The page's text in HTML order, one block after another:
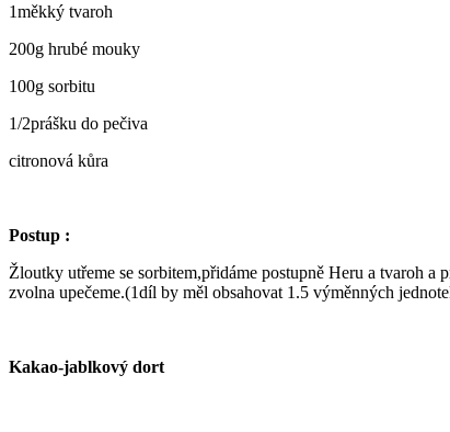
1měkký tvaroh
200g hrubé mouky
100g sorbitu
1/2prášku do pečiva
citronová kůra
Postup :
Žloutky utřeme se sorbitem,přidáme postupně Heru a tvaroh
zvolna upečeme.(1díl by měl obsahovat 1.5 výměnných
Kakao-jablkový dort